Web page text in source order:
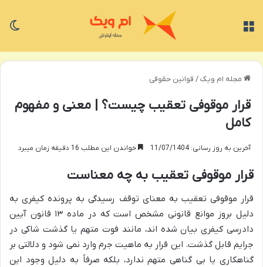
مجله ام ویک/ قوانین حقوقی
قرار موقوفی تعقیب چیست؟ | معنی و مفهوم
کامل
آخرین به روز رسانی: 11/07/1404 خواندن این مطلب 16 دقیقه زمان میبرد
قرار موقوفی تعقیب به چه معناست
قرار موقوفی تعقیب به معنای توقف رسیدگی به پرونده کیفری به
دلیل بروز موانع قانونی مشخص است که در ماده ۱۳ قانون آیین
دادرسی کیفری بیان شده اند، مانند فوت متهم یا گذشت شاکی در
جرایم قابل گذشت. این قرار به ماهیت جرم وارد نمی شود و دلالتی بر
گناهکاری یا بی گناهی متهم ندارد، بلکه صرفاً به دلیل وجود این